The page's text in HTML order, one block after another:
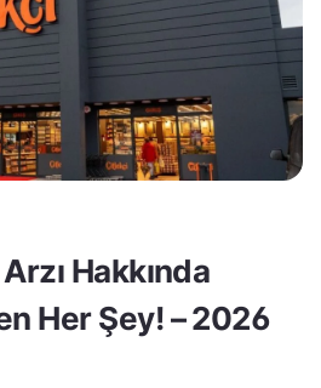
Hakkında
Her Şey! – 2026